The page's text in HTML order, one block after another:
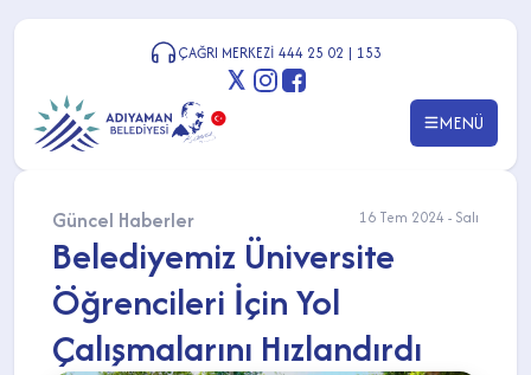
ÇAĞRI MERKEZİ 444 25 02 | 153
MENÜ
Güncel Haberler 16 Tem 2024 - Salı
Belediyemiz Üniversite
Öğrencileri İçin Yol
Çalışmalarını Hızlandırdı